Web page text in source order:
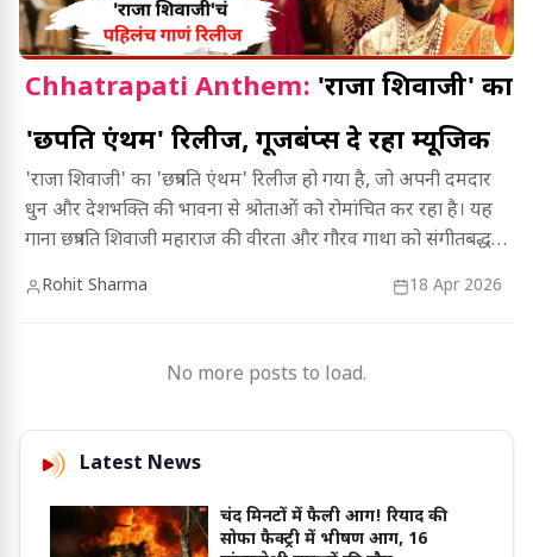
Chhatrapati Anthem: 'राजा शिवाजी' का
'छत्रपति एंथम' रिलीज, गूजबंप्स दे रहा म्यूजिक
'राजा शिवाजी' का 'छत्रपति एंथम' रिलीज हो गया है, जो अपनी दमदार
धुन और देशभक्ति की भावना से श्रोताओं को रोमांचित कर रहा है। यह
गाना छत्रपति शिवाजी महाराज की वीरता और गौरव गाथा को संगीतबद्ध
Rohit Sharma 18 Apr 2026
No more posts to load.
Latest News
चंद मिनटों में फैली आग! रियाद की
सोफा फैक्ट्री में भीषण आग, 16